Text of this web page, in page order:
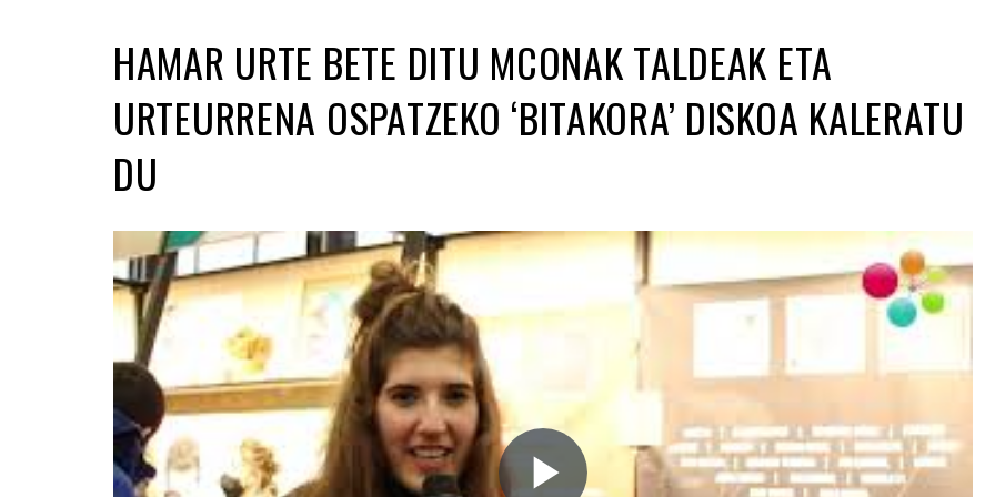
HAMAR URTE BETE DITU MCONAK TALDEAK ETA
URTEURRENA OSPATZEKO ‘BITAKORA’ DISKOA KALERATU
DU